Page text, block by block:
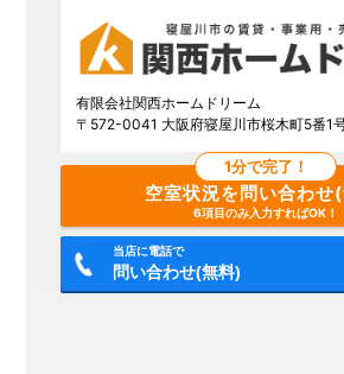
有限会社関西ホームドリーム
〒572-0041 大阪府寝屋川市桜木町5番1
1分で完了！
空室状況を問い合わせ
6項目のみ入力すればOK！
当店に電話で
問い合わせ(無料)